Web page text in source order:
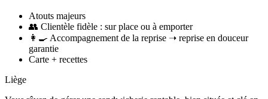
Atouts majeurs
👥 Clientèle fidèle : sur place ou à emporter
👩🍳 Accompagnement de la reprise ➝ reprise en douceur
garantie
Carte + recettes
Liège